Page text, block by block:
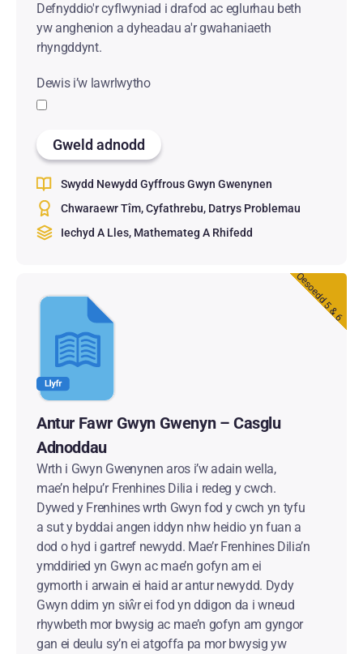
Defnyddio'r cyflwyniad i drafod ac eglurhau beth
yw anghenion a dyheadau a'r gwahaniaeth
rhyngddynt.
Dewis i’w lawrlwytho
Gweld adnodd
Swydd Newydd Gyffrous Gwyn Gwenynen
Chwaraewr Tîm Cyfathrebu Datrys Problemau
Iechyd A Lles Mathemateg A Rhifedd
Antur Fawr Gwyn Gwenyn – Casglu
Adnoddau
Wrth i Gwyn Gwenynen aros i’w adain wella,
mae’n helpu’r Frenhines Dilia i redeg y cwch.
Dywed y Frenhines wrth Gwyn fod y cwch yn tyfu
a sut y byddai angen iddyn nhw heidio yn fuan a
dod o hyd i gartref newydd. Mae’r Frenhines Dilia’n
ymddiried yn Gwyn ac mae’n gofyn am ei
gymorth i arwain ei haid ar antur newydd. Dydy
Gwyn ddim yn siŵr ei fod yn ddigon da i wneud
rhywbeth mor bwysig ac mae’n gofyn am gyngor
gan ei deulu sy’n ei atgoffa pa mor bwysig yw
Oesoedd 5 & 6